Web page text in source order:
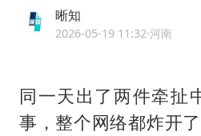
我国外
晰知
2026-05-19 11:32·河南
同一天出了两件牵扯
事，整个网络都炸开